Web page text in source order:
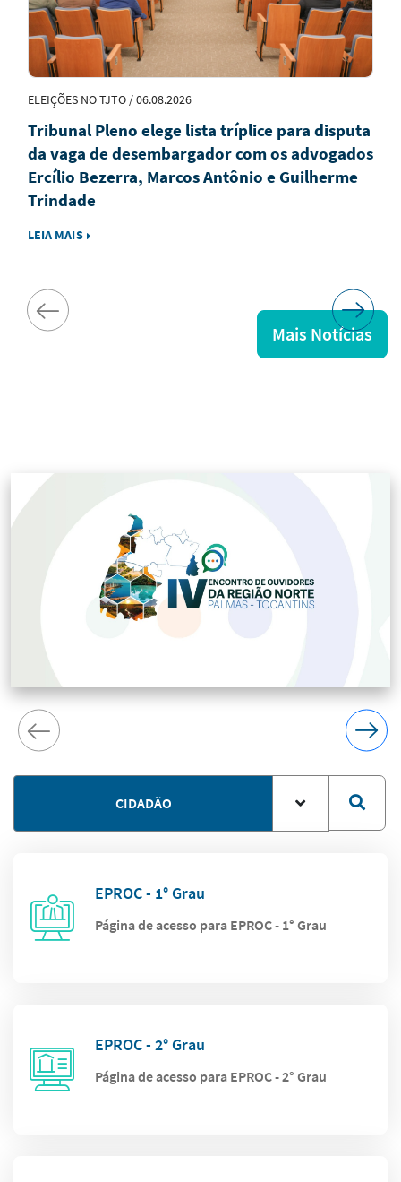
ELEIÇÕES NO TJTO / 06.08.2026
Tribunal Pleno elege lista tríplice para disputa
da vaga de desembargador com os advogados
Ercílio Bezerra, Marcos Antônio e Guilherme
Trindade
LEIA MAIS
Mais Notícias
CIDADÃO
EPROC - 1° Grau
Página de acesso para EPROC - 1° Grau
EPROC - 2° Grau
Página de acesso para EPROC - 2° Grau